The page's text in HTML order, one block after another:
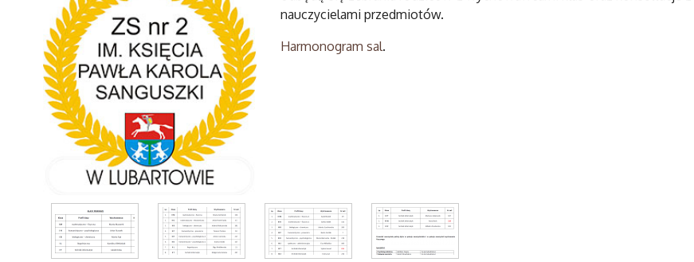
nauczycielami przedmiotów.
Harmonogram sal.